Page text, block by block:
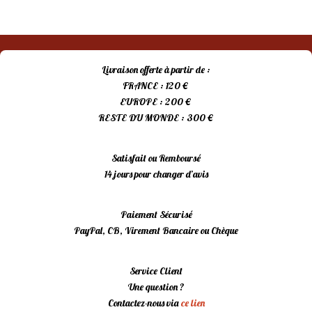
Livraison offerte à partir de :
FRANCE : 120 €
EUROPE : 200 €
RESTE DU MONDE : 300 €
Satisfait ou Remboursé
14 jours pour changer d’avis
Paiement Sécurisé
PayPal, CB, Virement Bancaire ou Chèque
Service Client
Une question ?
Contactez-nous viace lien